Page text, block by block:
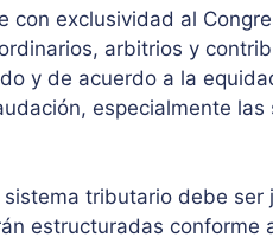
con exclusividad al
arbitrios y
y de acuerdo a la
especialmente las
tributario debe ser
estructuradas conforme